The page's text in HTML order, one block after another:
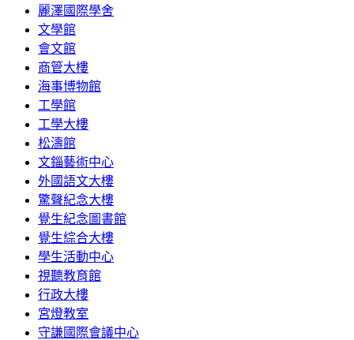
麗澤國際學舍
文學館
會文館
商管大樓
海事博物館
工學館
工學大樓
松濤館
文錙藝術中心
外國語文大樓
驚聲紀念大樓
覺生紀念圖書館
覺生綜合大樓
學生活動中心
視聽教育館
行政大樓
宮燈教室
守謙國際會議中心